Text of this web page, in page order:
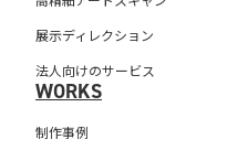
展示ディレクション
法人向けのサービス
WORKS
制作事例